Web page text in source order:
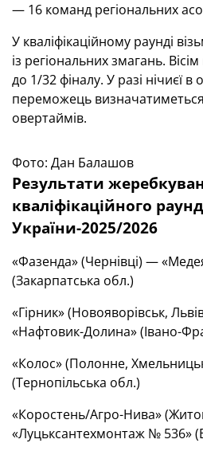
— 16 команд регіональних
У кваліфікаційному раунді
із регіональних змагань.
до 1/32 фіналу. У разі нічиєї в
переможець визначатиметься
овертаймів.
Фото: Дан Балашов
Результати
кваліфікаційного
України-2025/2026
«Фазенда» (Чернівці) —
(Закарпатська обл.)
«Гірник» (Новояворівськ,
«Нафтовик-Долина» (Івано-
«Колос» (Полонне,
(Тернопільська обл.)
«Коростень/Агро-Нива»
«Луцьксантехмонтаж № 536»